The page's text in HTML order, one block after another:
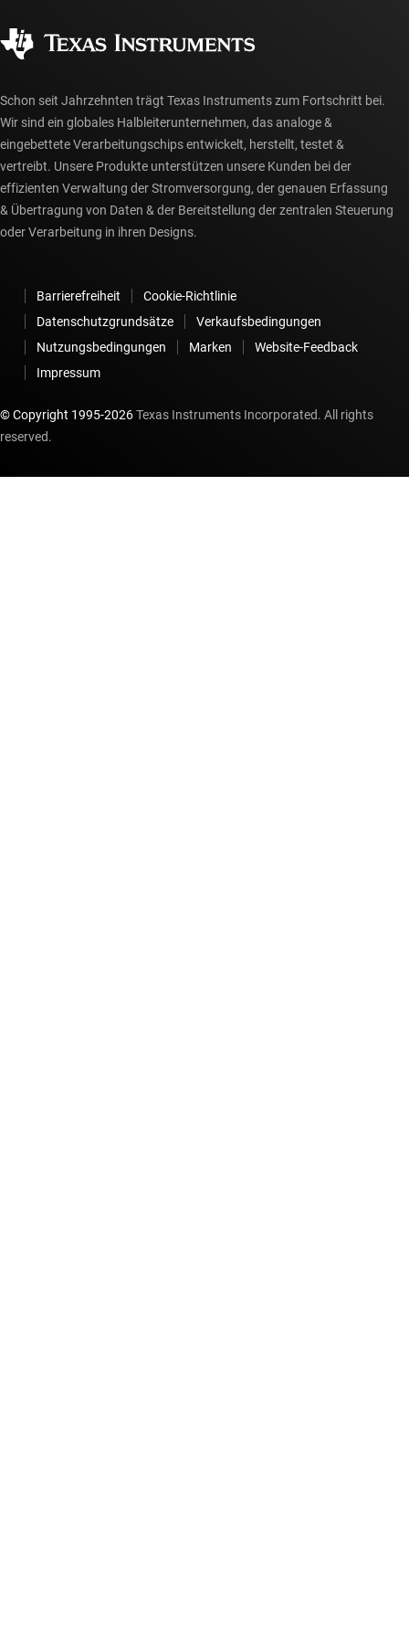
myTI-Konto FAQs
Schon seit Jahrzehnten trägt Texas Instruments zum Fortschritt bei.
Wir sind ein globales Halbleiterunternehmen, das analoge &
eingebettete Verarbeitungschips entwickelt, herstellt, testet &
vertreibt. Unsere Produkte unterstützen unsere Kunden bei der
effizienten Verwaltung der Stromversorgung, der genauen Erfassung
& Übertragung von Daten & der Bereitstellung der zentralen Steuerung
oder Verarbeitung in ihren Designs.
Barrierefreiheit
Cookie-Richtlinie
Datenschutzgrundsätze
Verkaufsbedingungen
Nutzungsbedingungen
Marken
Website-Feedback
Impressum
© Copyright 1995-2026Texas Instruments Incorporated. All rights
reserved.